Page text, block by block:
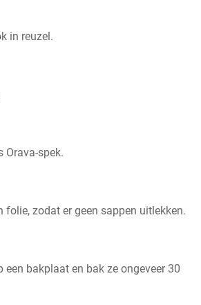
in reuzel.
Orava-spek.
zodat er geen sappen uitlekken.
bakplaat en bak ze ongeveer 30